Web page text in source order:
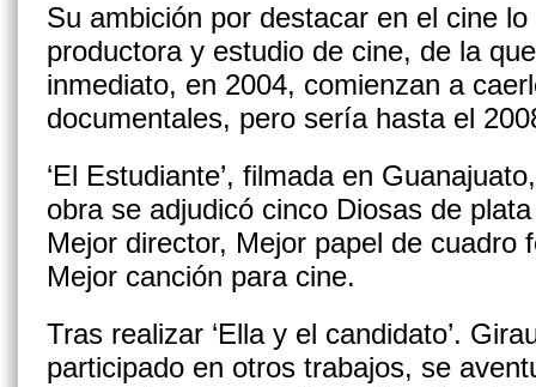
Su ambición por destacar en el cine
productora y estudio de cine, de la
inmediato, en 2004, comienzan a
documentales, pero sería hasta el
‘El Estudiante’, filmada en
obra se adjudicó cinco Diosas de
Mejor director, Mejor papel de cuadro
Mejor canción para cine.
Tras realizar ‘Ella y el candidato’.
participado en otros trabajos, se